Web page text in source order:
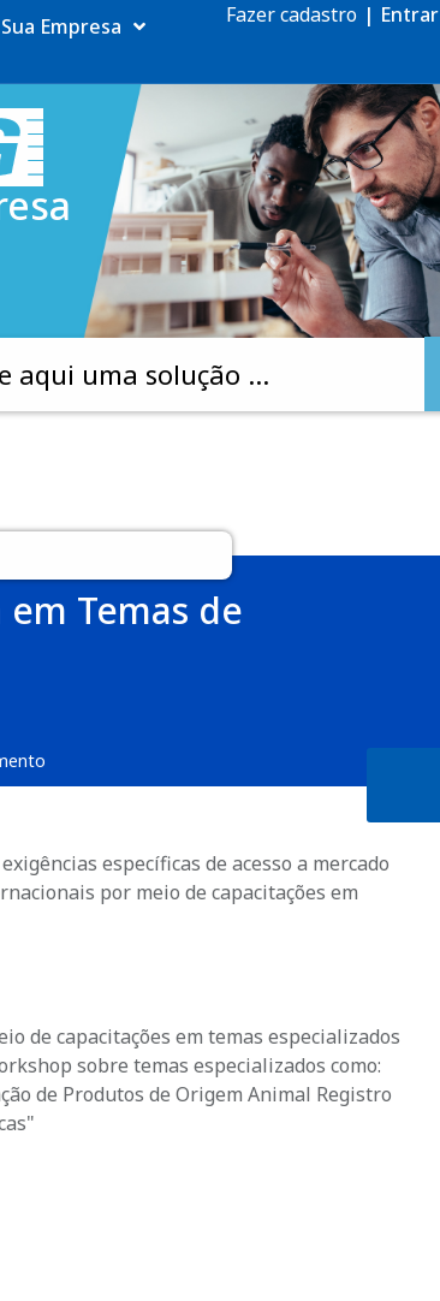
Empresa Fazer cadastro | Entrar
em Temas de
específicas de acesso a mercado
por meio de capacitações em
de capacitações em temas especializados
sobre temas especializados como:
de Produtos de Origem Animal Registro